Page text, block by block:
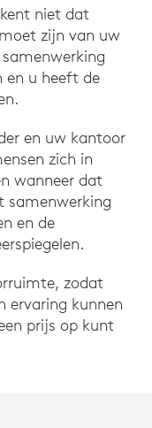
niet dat
zijn van uw
en u heeft de
en uw kantoor
zich in
wanneer dat
samenwerking
en de
zodat
ervaring kunnen
prijs op kunt